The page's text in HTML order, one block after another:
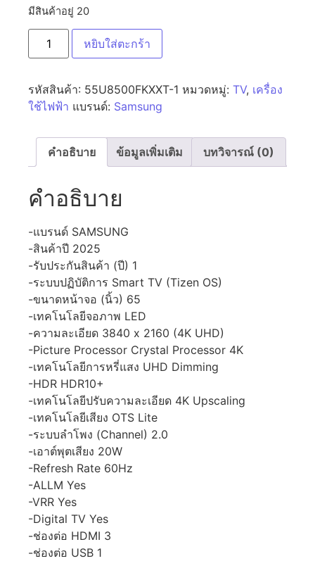
มีสินค้าอยู่ 20
หยิบใส่ตะกร้า
รหัสสินค้า: 55U8500FKXXT-1 หมวดหมู่: TV, เครื่อง
ใช้ไฟฟ้า แบรนด์: Samsung
คำอธิบาย ข้อมูลเพิ่มเติม บทวิจารณ์ (0)
คำอธิบาย
-แบรนด์ SAMSUNG
-สินค้าปี 2025
-รับประกันสินค้า (ปี) 1
-ระบบปฏิบัติการ Smart TV (Tizen OS)
-ขนาดหน้าจอ (นิ้ว) 65
-เทคโนโลยีจอภาพ LED
-ความละเอียด 3840 x 2160 (4K UHD)
-Picture Processor Crystal Processor 4K
-เทคโนโลยีการหรี่แสง UHD Dimming
-HDR HDR10+
-เทคโนโลยีปรับความละเอียด 4K Upscaling
-เทคโนโลยีเสียง OTS Lite
-ระบบลำโพง (Channel) 2.0
-เอาต์พุตเสียง 20W
-Refresh Rate 60Hz
-ALLM Yes
-VRR Yes
-Digital TV Yes
-ช่องต่อ HDMI 3
-ช่องต่อ USB 1